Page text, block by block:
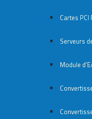
Cartes
Serveurs
Module